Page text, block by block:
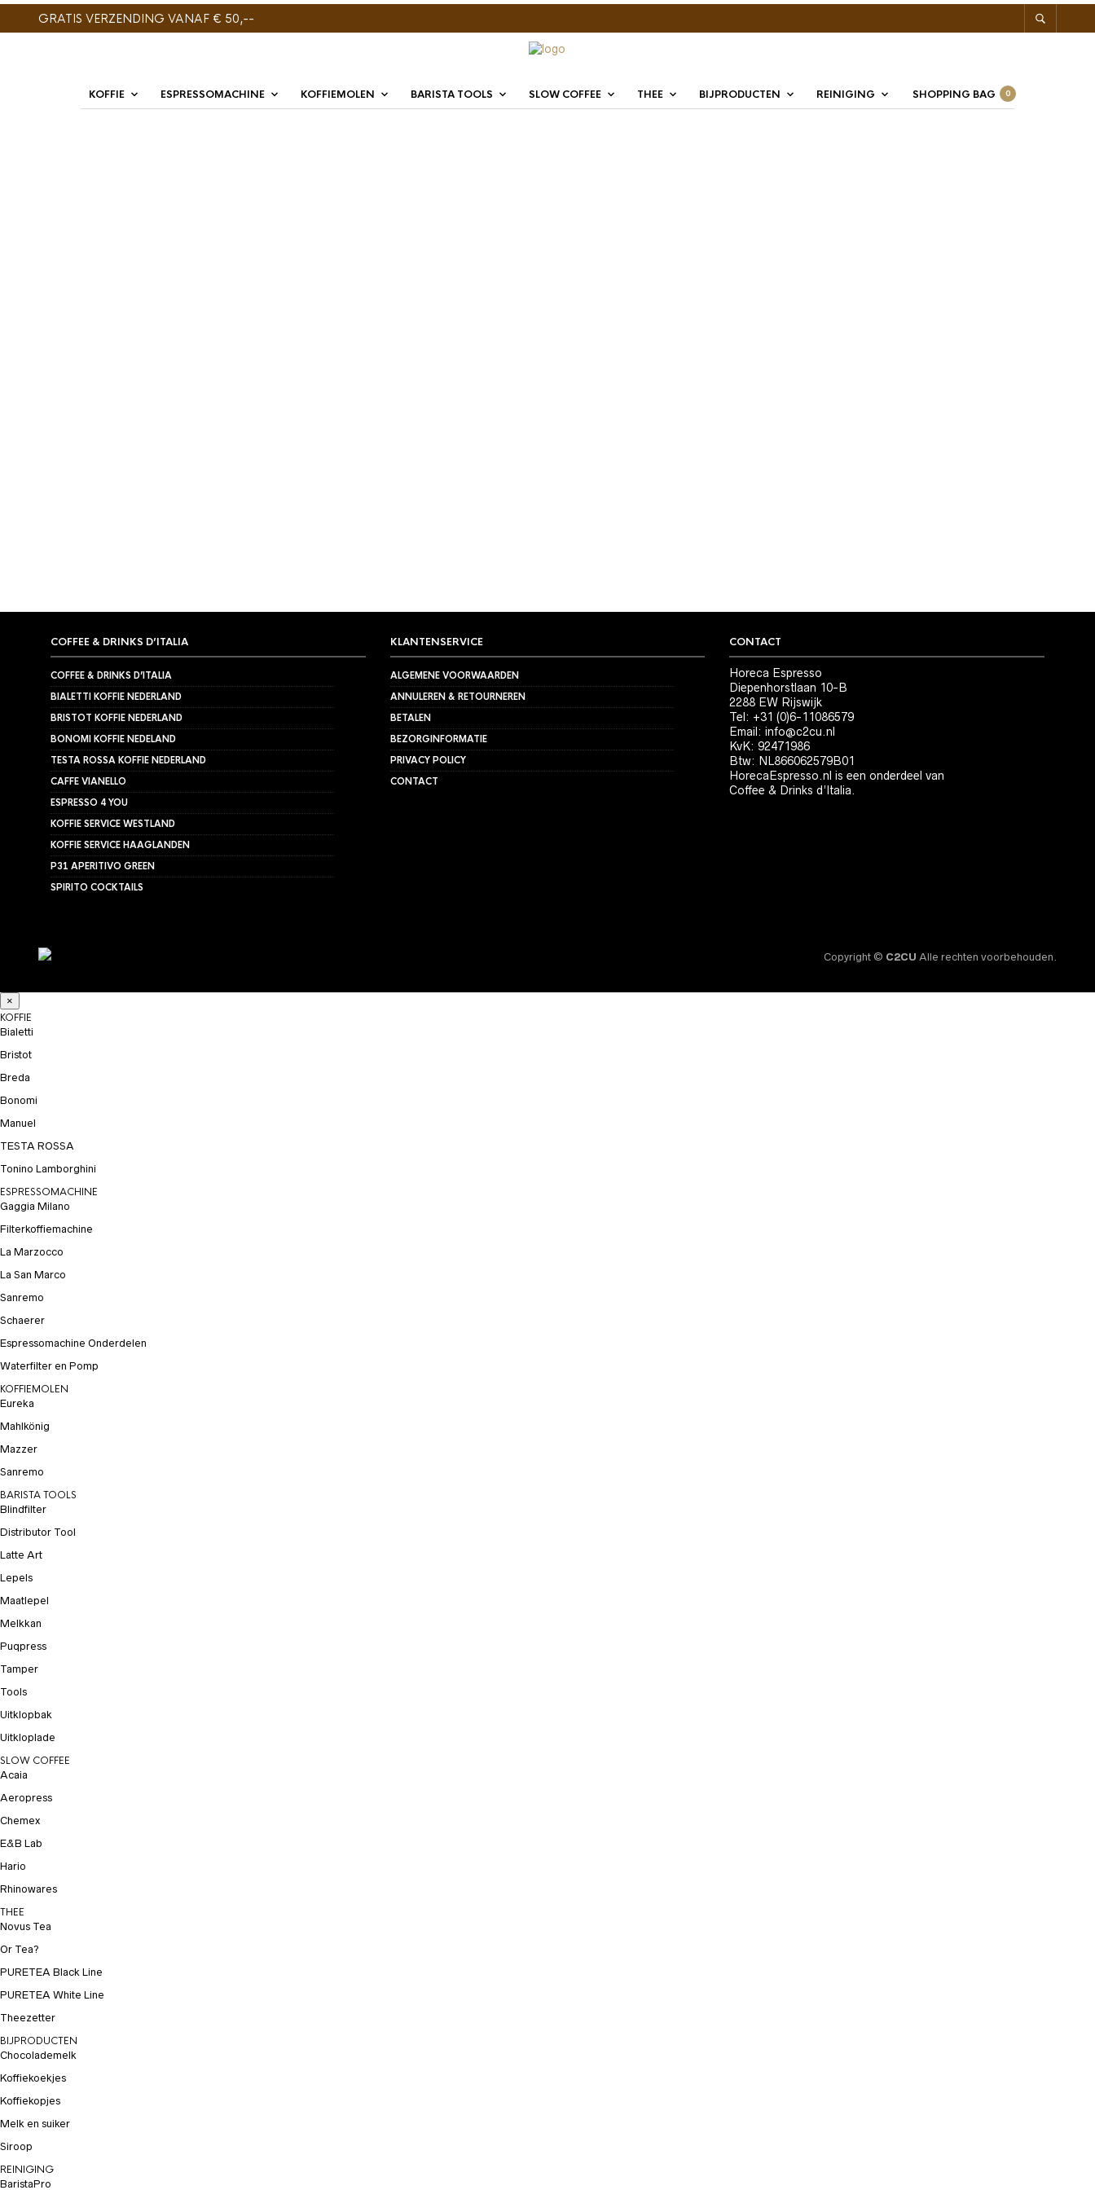
GRATIS VERZENDING VANAF € 50,--
KOFFIE ESPRESSOMACHINE KOFFIEMOLEN BARISTA TOOLS SLOW COFFEE THEE BIJPRODUCTEN REINIGING SHOPPING BAG 0
COFFEE & DRINKS D’ITALIA
COFFEE & DRINKS D’ITALIA
BIALETTI KOFFIE NEDERLAND
BRISTOT KOFFIE NEDERLAND
BONOMI KOFFIE NEDELAND
TESTA ROSSA KOFFIE NEDERLAND
CAFFE VIANELLO
ESPRESSO 4 YOU
KOFFIE SERVICE WESTLAND
KOFFIE SERVICE HAAGLANDEN
P31 APERITIVO GREEN
SPIRITO COCKTAILS
KLANTENSERVICE
ALGEMENE VOORWAARDEN
ANNULEREN & RETOURNEREN
BETALEN
BEZORGINFORMATIE
PRIVACY POLICY
CONTACT
CONTACT
Horeca Espresso
Diepenhorstlaan 10-B
2288 EW Rijswijk
Tel: +31 (0)6-11086579
Email:info@c2cu.nl
KvK: 92471986
Btw: NL866062579B01
HorecaEspresso.nl is een onderdeel van
Coffee & Drinks d’Italia.
Copyright © C2CU Alle rechten voorbehouden.
×
KOFFIE
Bialetti
Bristot
Breda
Bonomi
Manuel
TESTA ROSSA
Tonino Lamborghini
ESPRESSOMACHINE
Gaggia Milano
Filterkoffiemachine
La Marzocco
La San Marco
Sanremo
Schaerer
Espressomachine Onderdelen
Waterfilter en Pomp
KOFFIEMOLEN
Eureka
Mahlkönig
Mazzer
Sanremo
BARISTA TOOLS
Blindfilter
Distributor Tool
Latte Art
Lepels
Maatlepel
Melkkan
Puqpress
Tamper
Tools
Uitklopbak
Uitkloplade
SLOW COFFEE
Acaia
Aeropress
Chemex
E&B Lab
Hario
Rhinowares
THEE
Novus Tea
Or Tea?
PURETEA Black Line
PURETEA White Line
Theezetter
BIJPRODUCTEN
Chocolademelk
Koffiekoekjes
Koffiekopjes
Melk en suiker
Siroop
REINIGING
BaristaPro